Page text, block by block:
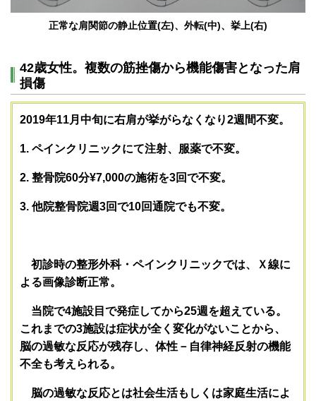
正常な肩関節の静止位置(左)、外転(中)、挙上(右)
42歳女性。複数の筋挫傷から機能傷害となった肩
損傷
2019年11月中旬に右肩が挙がらなくなり2週間不変。
1. ペインクリニックにて注射、服薬で不変。
2. 整骨院60分¥7,000の施術を3回で不変。
3. 他院整骨院週3回で10回通院でも不変。
初診時の整形外科・ペインクリニックでは、Ｘ線に
よる画像診断正常。
当院で4施設目で発症してから25週を超えている。
これまでの3施設は症状が全く変化がないことから、
脳の過敏な反応が残存し、体性－自律神経反射の機能
不全も考えられる。
脳の過敏な反応とは社会生活もしくは家庭生活によ